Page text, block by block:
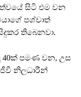
සිටි එම වන
පශ්චාත්
තිබෙනවා.
පමණ වන, උස
නිලධාරීන්